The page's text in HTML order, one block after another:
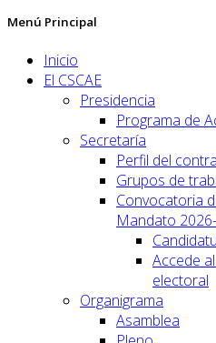
Menú Principal
Inicio
El CSCAE
Presidencia
Programa de
Secretaría
Perfil del
Grupos de
Convocatoria
Mandato
Accede
electoral
Organigrama
Asamblea